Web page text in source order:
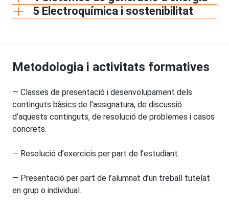
5 Electroquímica i sostenibilitat
Metodologia i activitats formatives
— Classes de presentació i desenvolupament dels
continguts bàsics de l’assignatura, de discussió
d’aquests continguts, de resolució de problemes i casos
concrets.
— Resolució d’exercicis per part de l’estudiant.
— Presentació per part de l’alumnat d’un treball tutelat
en grup o individual.